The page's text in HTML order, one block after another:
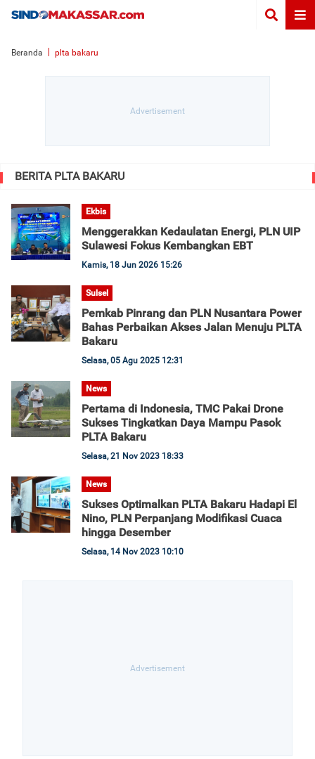
Beranda plta bakaru
BERITA PLTA BAKARU
Ekbis
Menggerakkan Kedaulatan Energi, PLN UIP
Sulawesi Fokus Kembangkan EBT
Kamis, 18 Jun 2026 15:26
Sulsel
Pemkab Pinrang dan PLN Nusantara Power
Bahas Perbaikan Akses Jalan Menuju PLTA
Bakaru
Selasa, 05 Agu 2025 12:31
News
Pertama di Indonesia, TMC Pakai Drone
Sukses Tingkatkan Daya Mampu Pasok
PLTA Bakaru
Selasa, 21 Nov 2023 18:33
News
Sukses Optimalkan PLTA Bakaru Hadapi El
Nino, PLN Perpanjang Modifikasi Cuaca
hingga Desember
Selasa, 14 Nov 2023 10:10